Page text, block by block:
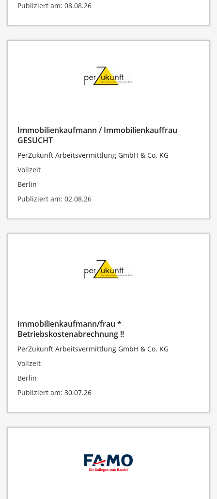
Publiziert am: 08.08.26
Immobilienkaufmann / Immobilienkauffrau
GESUCHT
PerZukunft Arbeitsvermittlung GmbH & Co. KG
Vollzeit
Berlin
Publiziert am: 02.08.26
Immobilienkaufmann/frau *
Betriebskostenabrechnung !!
PerZukunft Arbeitsvermittlung GmbH & Co. KG
Vollzeit
Berlin
Publiziert am: 30.07.26